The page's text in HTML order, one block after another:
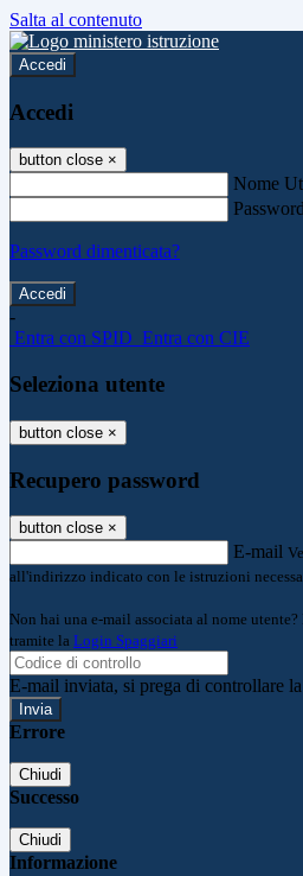
Salta al contenuto
Accedi
Accedi
button close ×
Nome
Password dimenticata?
-
Entra con SPID Entra con CIE
Seleziona utente
button close ×
Recupero password
button close ×
E-mail
all'indirizzo indicato con le istruzioni
Non hai una e-mail associata al nome
tramite la Login Spaggiari
E-mail inviata, si prega di controllare
Errore
Chiudi
Successo
Chiudi
Informazione